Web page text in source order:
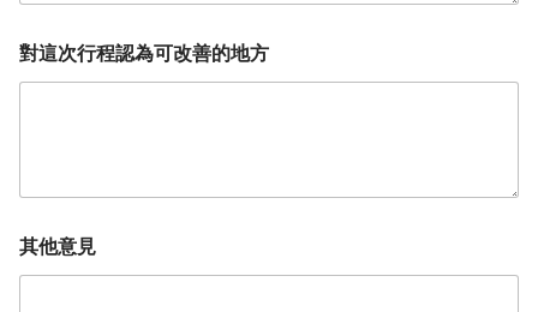
對這次行程認為可改善的地方
其他意見